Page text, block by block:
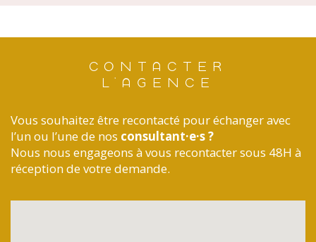
CONTACTER
L'AGENCE
Vous souhaitez être recontacté pour échanger avec
l’un ou l’une de nos consultant·e·s ?
Nous nous engageons à vous recontacter sous 48H à
réception de votre demande.